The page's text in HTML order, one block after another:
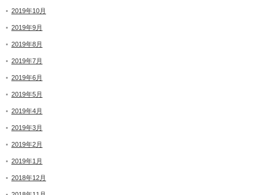
2019年10月
2019年9月
2019年8月
2019年7月
2019年6月
2019年5月
2019年4月
2019年3月
2019年2月
2019年1月
2018年12月